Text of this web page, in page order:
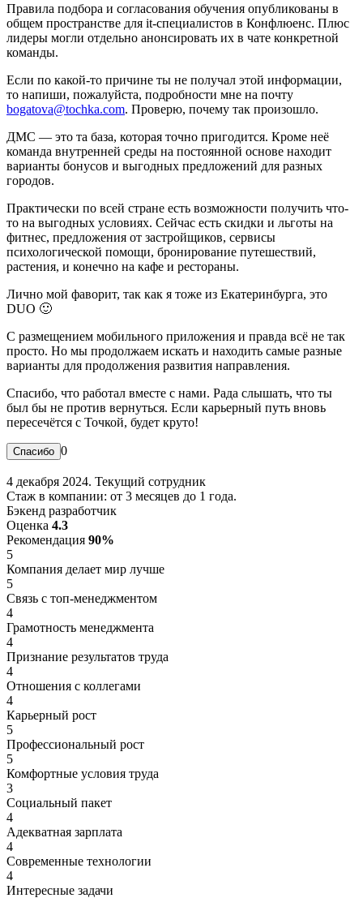
Правила подбора и согласования обучения опубликованы в
общем пространстве для it-специалистов в Конфлюенс. Плюс
лидеры могли отдельно анонсировать их в чате конкретной
команды.
Если по какой-то причине ты не получал этой информации,
то напиши, пожалуйста, подробности мне на почту
bogatova@tochka.com. Проверю, почему так произошло.
ДМС — это та база, которая точно пригодится. Кроме неё
команда внутренней среды на постоянной основе находит
варианты бонусов и выгодных предложений для разных
городов.
Практически по всей стране есть возможности получить что-
то на выгодных условиях. Сейчас есть скидки и льготы на
фитнес, предложения от застройщиков, сервисы
психологической помощи, бронирование путешествий,
растения, и конечно на кафе и рестораны.
Лично мой фаворит, так как я тоже из Екатеринбурга, это
DUO 🙂
С размещением мобильного приложения и правда всё не так
просто. Но мы продолжаем искать и находить самые разные
варианты для продолжения развития направления.
Спасибо, что работал вместе с нами. Рада слышать, что ты
был бы не против вернуться. Если карьерный путь вновь
пересечётся с Точкой, будет круто!
0
4 декабря 2024. Текущий сотрудник
Стаж в компании: от 3 месяцев до 1 года.
Бэкенд разработчик
Оценка 4.3
Рекомендация 90%
5
Компания делает мир лучше
5
Связь с топ-менеджментом
4
Грамотность менеджмента
4
Признание результатов труда
4
Отношения с коллегами
4
Карьерный рост
5
Профессиональный рост
5
Комфортные условия труда
3
Социальный пакет
4
Адекватная зарплата
4
Современные технологии
4
Интересные задачи